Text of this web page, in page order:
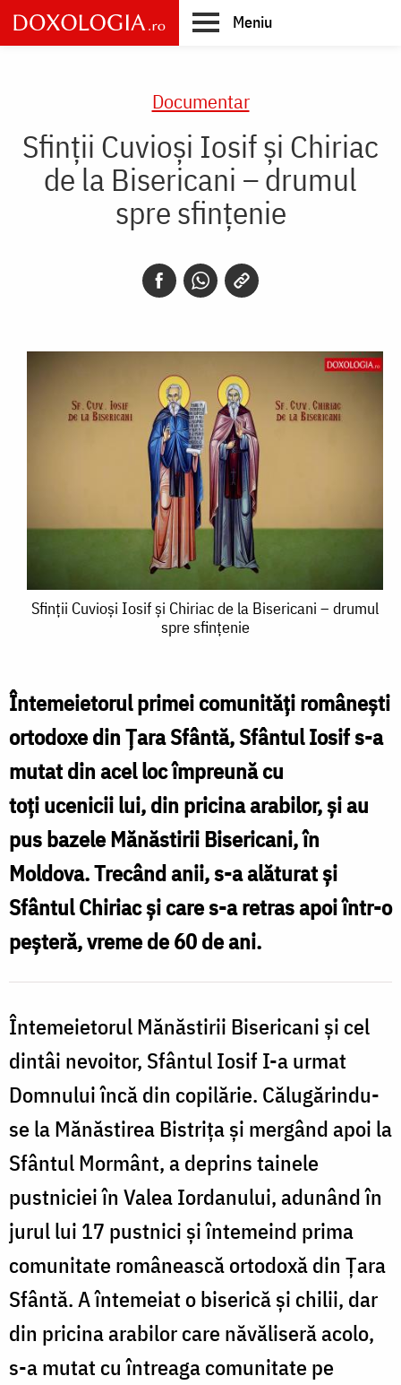
Skip
to
main
Meniu
Documentar
Sfinții Cuvioși Iosif și Chiriac
de la Bisericani – drumul
spre sfințenie
Sfinții
și
Chiriac
de
la
Bisericani
drumul
spre
sfințenie
Sfinții Cuvioși Iosif și Chiriac de la Bisericani – drumul
spre sfințenie
Întemeietorul primei comunități românești
ortodoxe din Țara Sfântă, Sfântul Iosif s-a
mutat din acel loc împreună cu
toți ucenicii lui, din pricina arabilor, și au
pus bazele Mănăstirii Bisericani, în
Moldova. Trecând anii, s-a alăturat și
Sfântul Chiriac și care s-a retras apoi într-o
peșteră, vreme de 60 de ani.
Întemeietorul Mănăstirii Bisericani și cel
dintâi nevoitor, Sfântul Iosif I-a urmat
Domnului încă din copilărie. Călugărindu-
se la Mănăstirea Bistrița și mergând apoi la
Sfântul Mormânt, a deprins tainele
pustniciei în Valea Iordanului, adunând în
jurul lui 17 pustnici și întemeind prima
comunitate românească ortodoxă din Țara
Sfântă. A întemeiat o biserică și chilii, dar
din pricina arabilor care năvăliseră acolo,
s-a mutat cu întreaga comunitate pe